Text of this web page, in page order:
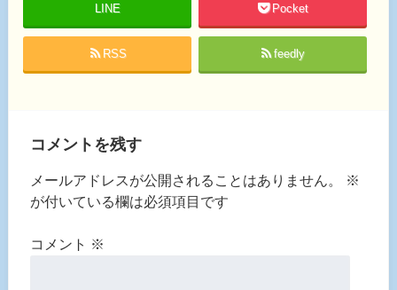
LINE Pocket
RSS feedly
コメントを残す
メールアドレスが公開されることはありません。
※
が付いている欄は必須項目です
コメント ※